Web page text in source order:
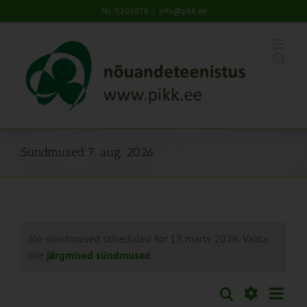
to
Tel: 5201078 | info@pikk.ee
Sündmused 7. aug. 2026
No sündmused scheduled for 17. märts 2026. Vaata
üle järgmised sündmused
Sündmused
Otsi Päev